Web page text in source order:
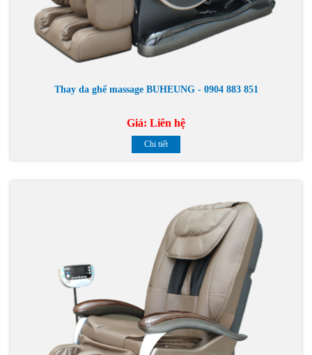
Thay da ghế massage BUHEUNG - 0904 883 851
Giá: Liên hệ
Chi tiết